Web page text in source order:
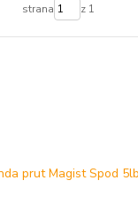
strana z 1